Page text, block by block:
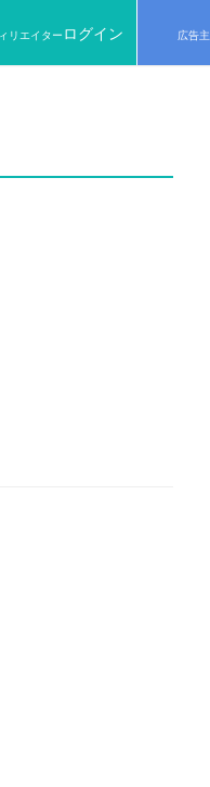
リエイター ログイン 広告主